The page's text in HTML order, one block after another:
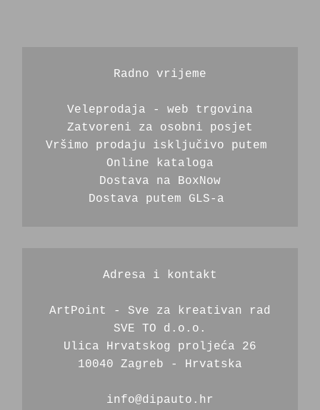
Radno vrijeme
Veleprodaja - web trgovina
Zatvoreni za osobni posjet
Vršimo prodaju isključivo putem
Online kataloga
Dostava na BoxNow
Dostava putem GLS-a
Adresa i kontakt
ArtPoint - Sve za kreativan rad
SVE TO d.o.o.
Ulica Hrvatskog proljeća 26
10040 Zagreb - Hrvatska
info@dipauto.hr